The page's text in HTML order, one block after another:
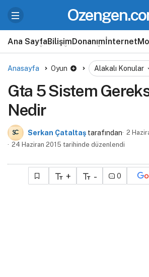
Ana SayfaBilişimDonanımİnternet
Anasayfa Oyun Alakalı Konular
Gta 5 Sistem
Nedir
Serkan Çataltaş tarafından 2
24 Haziran 2015 tarihinde düzenlendi
+ - 0